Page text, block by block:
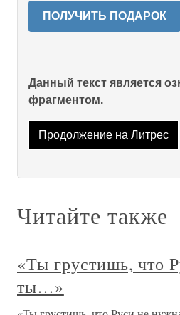
ПОЛУЧИТЬ ПОДАРОК
Данный текст является
фрагментом.
Продолжение на Литрес
Читайте также
«Ты грустишь, что
ты…»